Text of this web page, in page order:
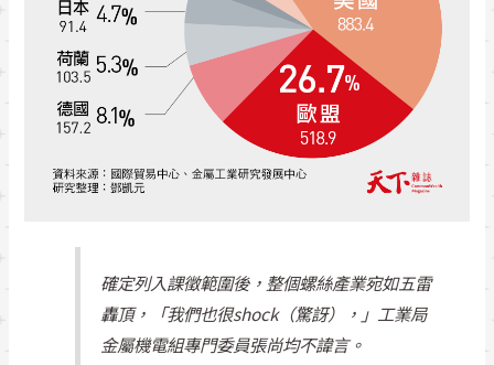
確定列入課徵範圍後，整個螺絲產業宛如五雷
轟頂，「我們也很shock（驚訝），」工業局
金屬機電組專門委員張尚均不諱言。